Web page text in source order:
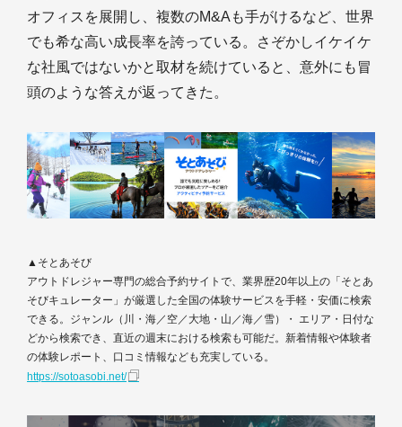
オフィスを展開し、複数のM&Aも手がけるなど、世界
でも希な高い成長率を誇っている。さぞかしイケイケ
な社風ではないかと取材を続けていると、意外にも冒
頭のような答えが返ってきた。
▲そとあそび
アウトドレジャー専門の総合予約サイトで、業界歴20年以上の「そとあ
そびキュレーター」が厳選した全国の体験サービスを手軽・安価に検索
できる。ジャンル（川・海／空／大地・山／海／雪）・ エリア・日付な
どから検索でき、直近の週末における検索も可能だ。新着情報や体験者
の体験レポート、口コミ情報なども充実している。
https://sotoasobi.net/